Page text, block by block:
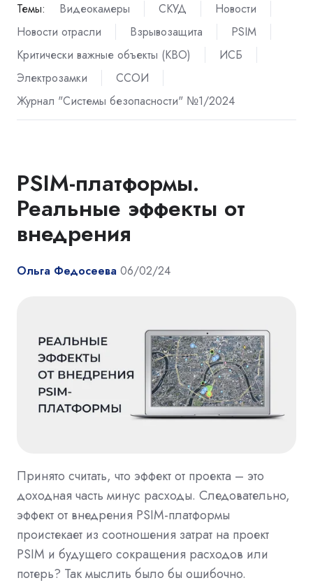
Темы: Видеокамеры СКУД
Новости
Новости отрасли
Взрывозащита
PSIM
Критически важные объекты (КВО)
ИСБ
Электрозамки
ССОИ
Журнал "Системы безопасности" №1/2024
PSIM-платформы.
Реальные эффекты от
внедрения
Ольга Федосеева 06/02/24
Принято считать, что эффект от проекта – это
доходная часть минус расходы. Следовательно,
эффект от внедрения PSIM-платформы
проистекает из соотношения затрат на проект
PSIM и будущего сокращения расходов или
потерь? Так мыслить было бы ошибочно.